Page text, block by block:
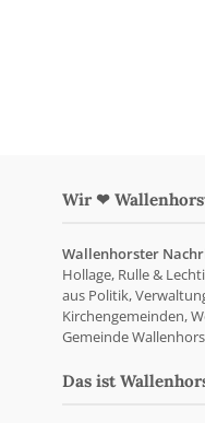
Wir ❤
Wallenhorster
Hollage, Rulle &
aus Politik,
Kirchengemeinden,
Gemeinde
Das ist